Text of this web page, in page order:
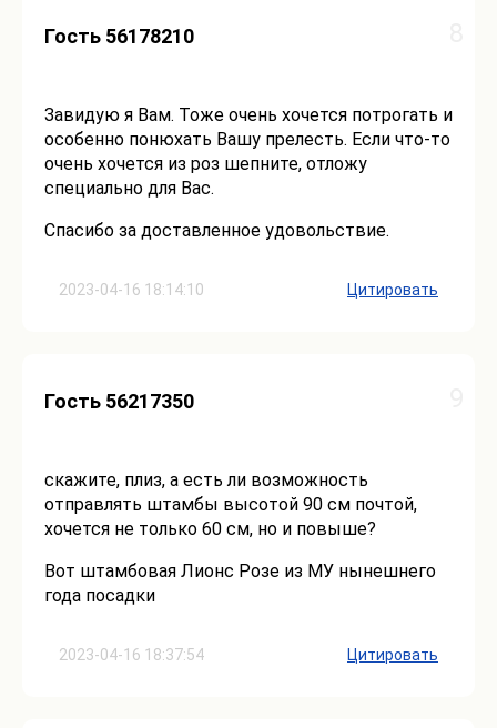
2023-04-16 18:14:10
Гость 56178210
Завидую я Вам. Тоже очень хочется потрогать и
особенно понюхать Вашу прелесть. Если что-то
очень хочется из роз шепните, отложу
специально для Вас.
Спасибо за доставленное удовольствие.
Цитировать
2023-04-16 18:37:54
Гость 56217350
скажите, плиз, а есть ли возможность
отправлять штамбы высотой 90 см почтой,
хочется не только 60 см, но и повыше?
Вот штамбовая Лионс Розе из МУ нынешнего
года посадки
Цитировать